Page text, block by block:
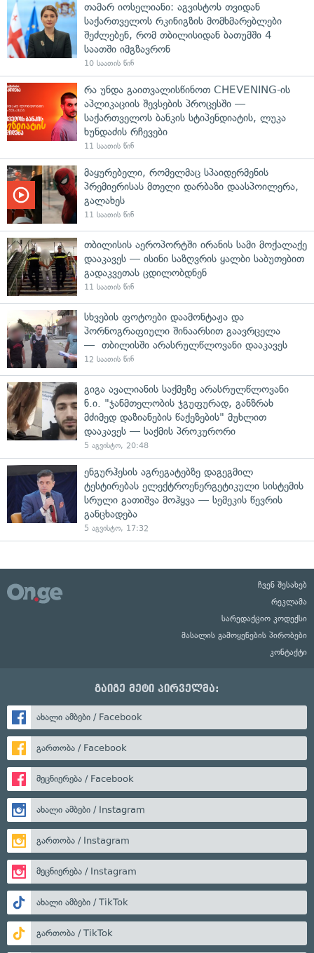
თამარ იოსელიანი: აგვისტოს თვიდან
საქართველოს რკინიგზის მომხმარებლები
შეძლებენ, რომ თბილისიდან ბათუმში 4
საათში იმგზავრონ
10 საათის წინ
რა უნდა გაითვალისწინოთ CHEVENING-ის
აპლიკაციის შევსების პროცესში —
საქართველოს ბანკის სტიპენდიატის, ლუკა
ხუნდაძის რჩევები
11 საათის წინ
მაყურებელი, რომელმაც სპაიდერმენის
პრემიერისას მთელი დარბაზი დაასპოილერა,
გალახეს
11 საათის წინ
თბილისის აეროპორტში ირანის სამი მოქალაქე
დააკავეს — ისინი საზღვრის ყალბი საბუთებით
გადაკვეთას ცდილობდნენ
11 საათის წინ
სხვების ფოტოები დაამონტაჟა და
პორნოგრაფიული შინაარსით გაავრცელა
— თბილისში არასრულწლოვანი დააკავეს
12 საათის წინ
გიგა ავალიანის საქმეზე არასრულწლოვანი
ნ.ი. "ჯანმთელობის ჯგუფურად, განზრახ
მძიმედ დაზიანების წაქეზების" მუხლით
დააკავეს — საქმის პროკურორი
5 აგვისტო, 20:48
ენგურჰესის აგრეგატებზე დაგეგმილ
ტესტირებას ელექტროენერგეტიკული სისტემის
სრული გათიშვა მოჰყვა — სემეკის წევრის
განცხადება
5 აგვისტო, 17:32
ჩვენ შესახებ
რეკლამა
სარედაქციო კოდექსი
მასალის გამოყენების პირობები
კონტაქტი
გაიგე მეტი პირველმა:
ახალი ამბები / Facebook
გართობა / Facebook
მეცნიერება / Facebook
ახალი ამბები / Instagram
გართობა / Instagram
მეცნიერება / Instagram
ახალი ამბები / TikTok
გართობა / TikTok